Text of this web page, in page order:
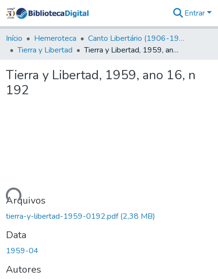
&
Coleções
Tudo na
Digital
Entrar
Início Hemeroteca
Canto Libertário (1906-1995)
Tierra y Libertad
Tierra y Libertad, 1959, ano 16, n 192
Tierra y Libertad, 1959, ano 16, n
192
Arquivos
tierra-y-libertad-1959-0192.pdf(2,38 MB)
Data
1959-04
Autores